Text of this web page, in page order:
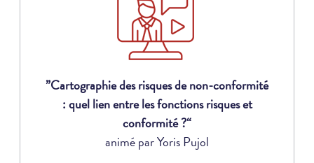
”Cartographie des risques de non-conformité
: quel lien entre les fonctions risques et
conformité ?“
animé par Yoris Pujol